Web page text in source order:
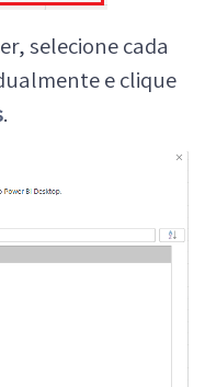
selecione cada
e clique
.